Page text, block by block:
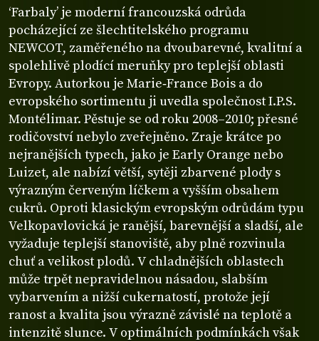
‘Farbaly’ je moderní francouzská odrůda
pocházející ze šlechtitelského programu
NEWCOT, zaměřeného na dvoubarevné, kvalitní a
spolehlivě plodící meruňky pro teplejší oblasti
Evropy. Autorkou je Marie‑France Bois a do
evropského sortimentu ji uvedla společnost I.P.S.
Montélimar. Pěstuje se od roku 2008–2010; přesné
rodičovství nebylo zveřejněno. Zraje krátce po
nejranějších typech, jako je Early Orange nebo
Luizet, ale nabízí větší, sytěji zbarvené plody s
výrazným červeným líčkem a vyšším obsahem
cukrů. Oproti klasickým evropským odrůdám typu
Velkopavlovická je ranější, barevnější a sladší, ale
vyžaduje teplejší stanoviště, aby plně rozvinula
chuť a velikost plodů. V chladnějších oblastech
může trpět nepravidelnou násadou, slabším
vybarvením a nižší cukernatostí, protože její
ranost a kvalita jsou výrazně závislé na teplotě a
intenzitě slunce. V optimálních podmínkách však